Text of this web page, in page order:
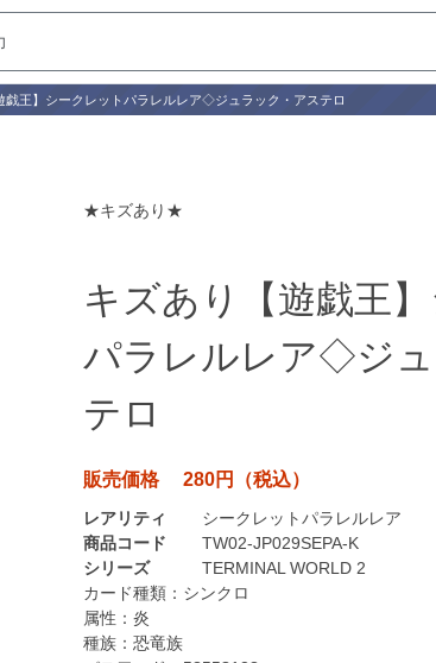
戯王】シークレットパラレルレア◇ジュラック・アステロ
★キズあり★
キズあり【遊戯王
パラレルレア◇ジ
テロ
販売価格 280円（税込）
レアリティ
シークレットパラレルレア
商品コード
TW02-JP029SEPA-K
シリーズ
TERMINAL WORLD 2
カード種類： シンクロ
属性： 炎
種族： 恐竜族